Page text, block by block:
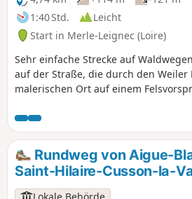
1:40 Std.
Leicht
Start in Merle-Leignec (Loire)
Sehr einfache Strecke auf
auf der Straße, die durch den
malerischen Ort auf einem
natürlichen und ländlichen
Region typischen Dorf.
Rundweg von Aigue-
Saint-Hilaire-Cusson-la-